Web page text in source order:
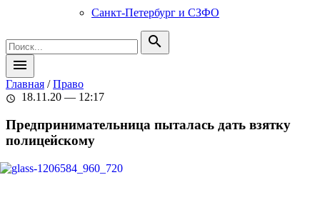
Санкт-Петербург и СЗФО
search
menu
Главная /Право
schedule 18.11.20 — 12:17
Предпринимательница пыталась дать взятку
полицейскому